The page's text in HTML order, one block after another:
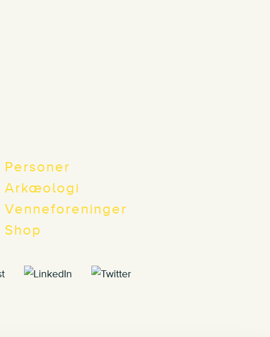
Personer
Arkæologi
Venneforeninger
Shop